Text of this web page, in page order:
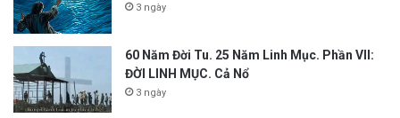
3 ngày
60 Năm Đời Tu. 25 Năm Linh Mục. Phần VII:
ĐỜI LINH MỤC. Cả Nổ
3 ngày